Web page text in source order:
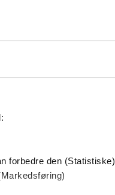
forbedre den (Statistiske)